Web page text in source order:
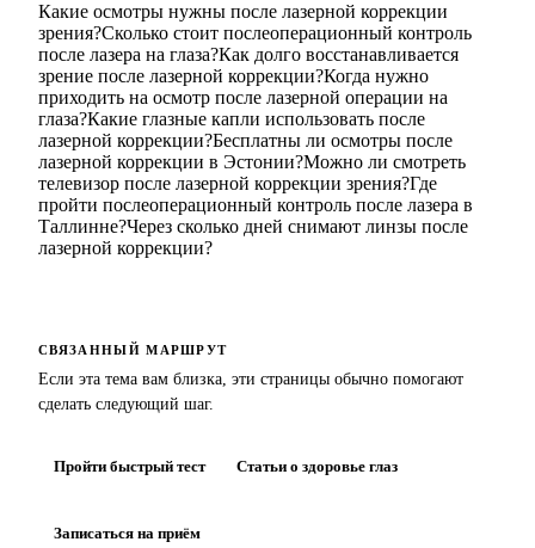
Какие осмотры нужны после лазерной коррекции
зрения?Сколько стоит послеоперационный контроль
после лазера на глаза?Как долго восстанавливается
зрение после лазерной коррекции?Когда нужно
приходить на осмотр после лазерной операции на
глаза?Какие глазные капли использовать после
лазерной коррекции?Бесплатны ли осмотры после
лазерной коррекции в Эстонии?Можно ли смотреть
телевизор после лазерной коррекции зрения?Где
пройти послеоперационный контроль после лазера в
Таллинне?Через сколько дней снимают линзы после
лазерной коррекции?
СВЯЗАННЫЙ МАРШРУТ
Если эта тема вам близка, эти страницы обычно помогают
сделать следующий шаг.
Пройти быстрый тест Статьи о здоровье глаз
Записаться на приём